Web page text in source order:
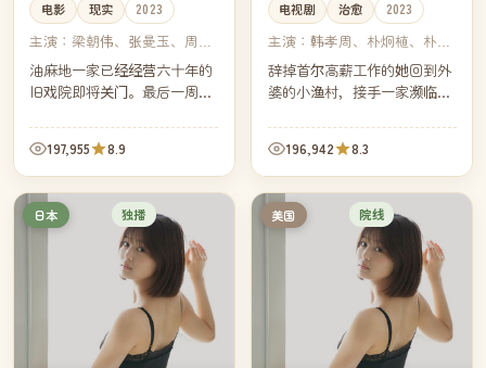
电影 现实 2023
主演： 梁朝伟、张曼玉、周慧
敏、林青霞
油麻地一家已经经营六十年的
旧戏院即将关门。最后一周，
看片的，竟然是六个早就不会
再见的人。
197,955 8.9
电视剧 治愈 2023
主演： 韩孝周、朴炯植、朴正
民、千禹熙
辞掉首尔高薪工作的她回到外
婆的小渔村，接手一家濒临倒
季里，她整理外婆留下的手
记，慢慢明白：人生最贵的不
是奔跑，而是停下来听雨。
196,942 8.3
日本 独播 美国 院线